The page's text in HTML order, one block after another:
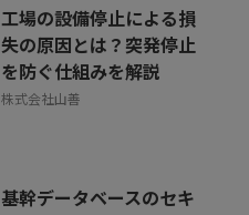
工場の設備停止による損
失の原因とは？突発停止
を防ぐ仕組みを解説
株式会社山善
基幹データベースのセキ